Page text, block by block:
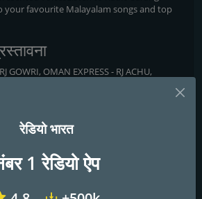
your favourite Malayalam songs and top
GOWRI, OMAN EXPRESS - RJ ACHU,
- RJ VEENA
रेडियो भारत
1 रेडियो ऐप